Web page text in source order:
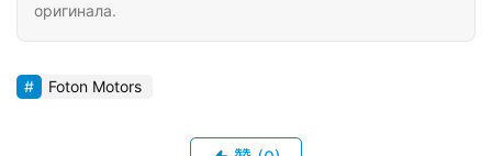
оригинала.
Foton Motors